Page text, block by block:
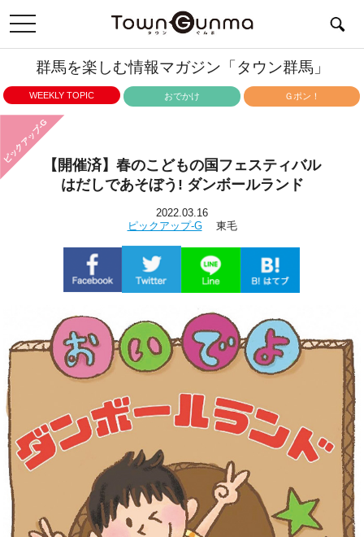
toggle
navigation
群馬を楽しむ情報マガジン「タウン群馬」
WEEKLY TOPIC おでかけ Ｇポン！
ピックアップ-G
【開催済】春のこどもの国フェスティバル
はだしであそぼう! ダンボールランド
2022.03.16
ピックアップ-G東毛